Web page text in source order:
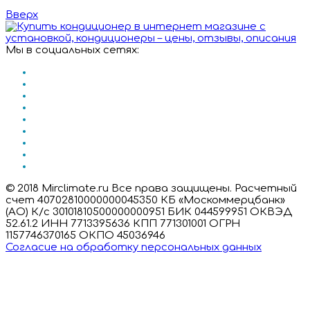
Вверх
Мы в социальных сетях:
© 2018 Mirclimate.ru Все права защищены. Расчетный
счет 40702810000000045350 КБ «Москоммерцбанк»
(АО) К/с 30101810500000000951 БИК 044599951 ОКВЭД
52.61.2 ИНН 7713395636 КПП 771301001 ОГРН
1157746370165 ОКПО 45036946
Согласие на обработку персональных данных